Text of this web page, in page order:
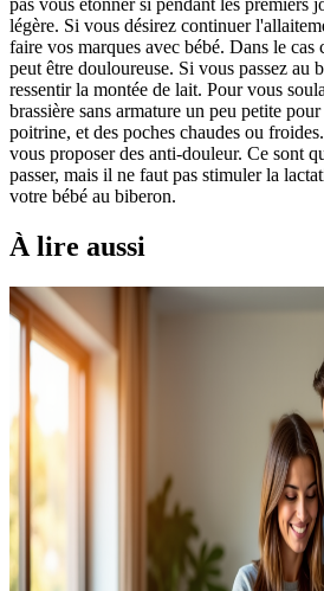
pas vous étonner si pendant les premiers
légère. Si vous désirez continuer
faire vos marques avec bébé. Dans le
peut être douloureuse. Si vous passez au
ressentir la montée de lait. Pour vous
brassière sans armature un peu petite
poitrine, et des poches chaudes ou
vous proposer des anti-douleur. Ce sont
passer, mais il ne faut pas stimuler la
votre bébé au biberon.
À lire aussi